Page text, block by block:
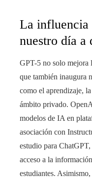
La influencia
nuestro día a
GPT-5 no solo mejora
que también inaugura
como el aprendizaje,
ámbito privado.
modelos de IA en
asociación con
estudio para
acceso a la
estudiantes.